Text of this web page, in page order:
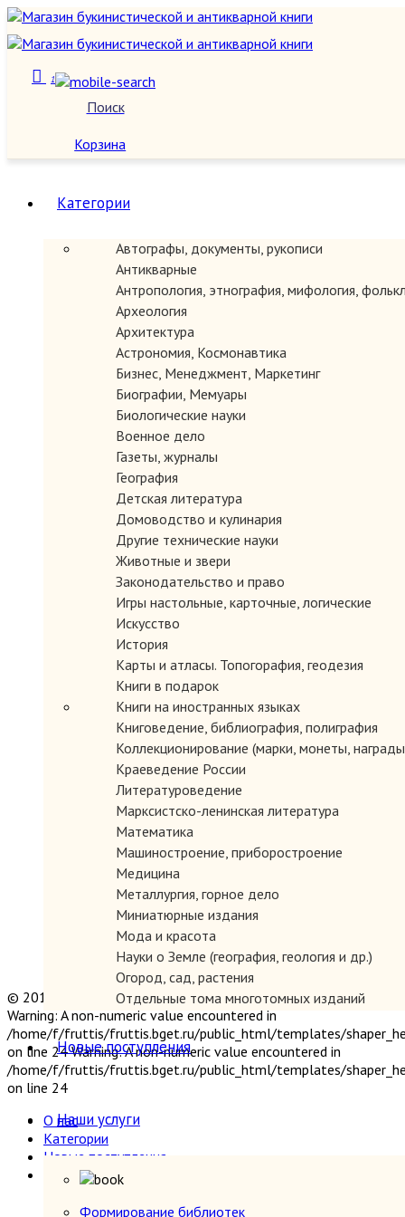
Поиск
1
Корзина
Категории
Автографы, документы, рукописи
Антикварные
Антропология, этнография, мифология,
Археология
Архитектура
Астрономия, Космонавтика
Бизнес, Менеджмент, Маркетинг
Биографии, Мемуары
Биологические науки
Военное дело
Газеты, журналы
География
Детская литература
Домоводство и кулинария
Другие технические науки
Животные и звери
Законодательство и право
Игры настольные, карточные, логические
Искусство
История
Карты и атласы. Топогорафия, геодезия
Книги в подарок
Книги на иностранных языках
Книговедение, библиография, полиграфия
Коллекционирование (марки, монеты,
Краеведение России
Литературоведение
Марксистско-ленинская литература
Математика
Машиностроение, приборостроение
Медицина
Металлургия, горное дело
Миниатюрные издания
Мода и красота
Науки о Земле (география, геология и др.)
Огород, сад, растения
Отдельные тома многотомных изданий
Открытки
Охота и рыбалка
Педагогика
Политология, геополитика, дипломатия
Промышленность, производство
Религия
Сатира и юмор
Новые поступления
Наши услуги
Формирование библиотек
© 2019 "Параграф" Покупка и продажа антикварных книг
Warning: A non-numeric value encountered in
/home/f/fruttis/fruttis.bget.ru/public_html/templates/
on line 24 Warning: A non-numeric value encountered in
/home/f/fruttis/fruttis.bget.ru/public_html/templates/
on line 24
О нас
Категории
Новые поступления
Наши услуги
Прием книг